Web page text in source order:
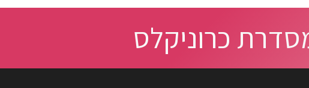
כרוניקלס